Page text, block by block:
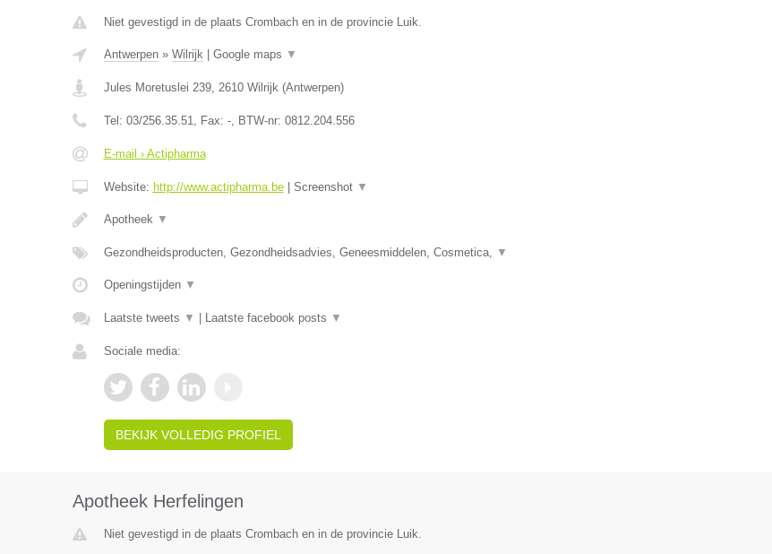
Niet gevestigd in de plaats Crombach en in de provincie Luik.
Antwerpen» Wilrijk| Google maps ▼
Jules Moretuslei 239, 2610 Wilrijk(Antwerpen)
Tel: 03/256.35.51, Fax: -, BTW-nr: 0812.204.556
E-mail › Actipharma
Website: http://www.actipharma.be| Screenshot ▼
Apotheek ▼
Gezondheidsproducten, Gezondheidsadvies, Geneesmiddelen, Cosmetica, ▼
Openingstijden ▼
Laatste tweets ▼ Laatste facebook posts ▼
Sociale media:
BEKIJK VOLLEDIG PROFIEL
Apotheek Herfelingen
Niet gevestigd in de plaats Crombach en in de provincie Luik.